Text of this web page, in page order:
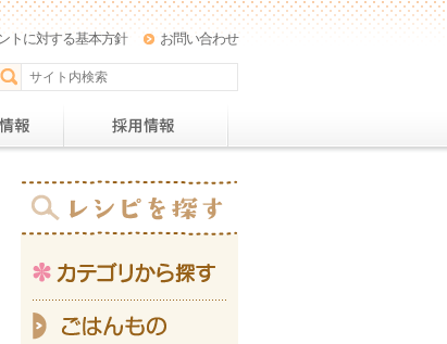
トに対する基本方針 お問い合わせ